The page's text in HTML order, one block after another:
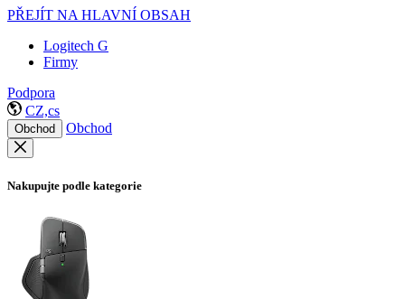
PŘEJÍT NA HLAVNÍ OBSAH
Logitech G
Firmy
Podpora
CZ,cs
Obchod Obchod
Nakupujte podle kategorie